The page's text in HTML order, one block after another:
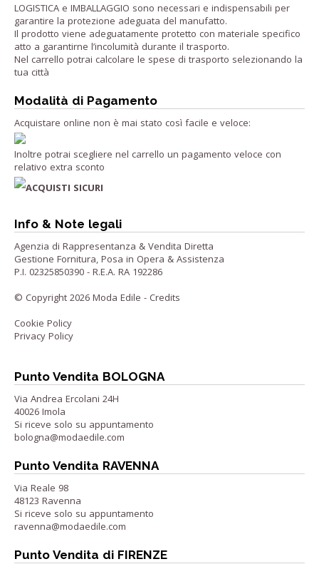
LOGISTICA e IMBALLAGGIO sono necessari e indispensabili per
garantire la protezione adeguata del manufatto.
Il prodotto viene adeguatamente protetto con materiale specifico
atto a garantirne l’incolumità durante il trasporto.
Nel carrello potrai calcolare le spese di trasporto selezionando la
tua città
Modalità di Pagamento
Acquistare online non è mai stato così facile e veloce:
Inoltre potrai scegliere nel carrello un pagamento veloce con
relativo extra sconto
ACQUISTI SICURI
Info & Note legali
Agenzia di Rappresentanza & Vendita Diretta
Gestione Fornitura, Posa in Opera & Assistenza
P.I. 02325850390 - R.E.A. RA 192286
© Copyright 2026 Moda Edile - Credits
Cookie Policy
Privacy Policy
Punto Vendita BOLOGNA
Via Andrea Ercolani 24H
40026 Imola
Si riceve solo su appuntamento
bologna@modaedile.com
Punto Vendita RAVENNA
Via Reale 98
48123 Ravenna
Si riceve solo su appuntamento
ravenna@modaedile.com
Punto Vendita di FIRENZE